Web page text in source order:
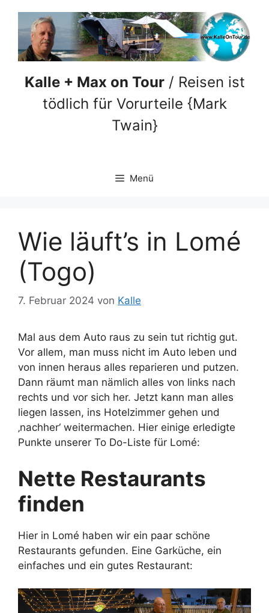
springen
Kalle + Max on Tour/ Reisen ist
tödlich für Vorurteile {Mark
Twain}
Menü
Wie läuft’s in Lomé
(Togo)
7. Februar 2024 von Kalle
Mal aus dem Auto raus zu sein tut richtig gut.
Vor allem, man muss nicht im Auto leben und
von innen heraus alles reparieren und putzen.
Dann räumt man nämlich alles von links nach
rechts und vor sich her. Jetzt kann man alles
liegen lassen, ins Hotelzimmer gehen und
‚nachher‘ weitermachen. Hier einige erledigte
Punkte unserer To Do-Liste für Lomé:
Nette Restaurants
finden
Hier in Lomé haben wir ein paar schöne
Restaurants gefunden. Eine Garküche, ein
einfaches und ein gutes Restaurant: